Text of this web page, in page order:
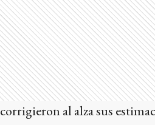
corrigieron al alza sus